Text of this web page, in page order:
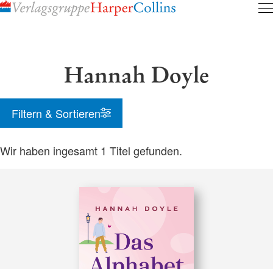
Hannah Doyle
Filtern & Sortieren
Wir haben ingesamt 1 Titel gefunden.